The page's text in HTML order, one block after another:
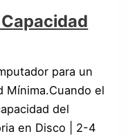
para un
Mínima.Cuando el
del
en Disco | 2-4